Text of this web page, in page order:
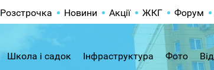
Розстрочка Новини Акції ЖКГ Форум
Школа і садок Інфраструктура Фото